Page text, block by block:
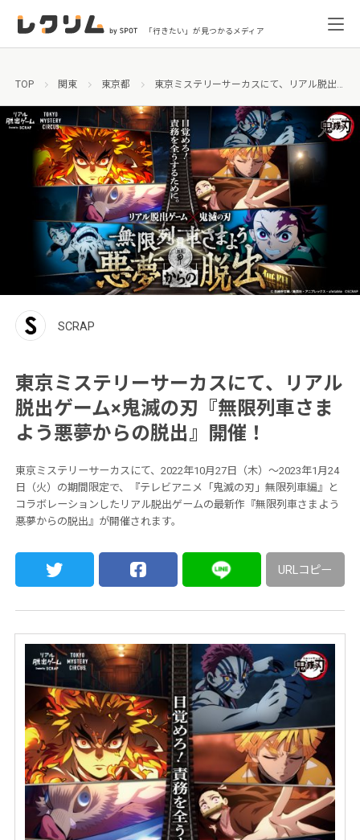
「行きたい」が見つかるメディア
TOP 関東 東京都 東京ミステリーサーカスにて、リアル脱出ゲーム×鬼滅の刃『無限列車さまよう悪夢からの脱出』開催！
SCRAP
東京ミステリーサーカスにて、リアル
脱出ゲーム×鬼滅の刃『無限列車さま
よう悪夢からの脱出』開催！
東京ミステリーサーカスにて、2022年10月27日（木）〜2023年1月24
日（火）の期間限定で、『テレビアニメ「鬼滅の刃」無限列車編』と
コラボレーションしたリアル脱出ゲームの最新作『無限列車さまよう
悪夢からの脱出』が開催されます。
URLコピー